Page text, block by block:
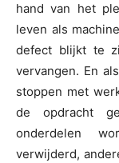
hand van het
leven als
defect blijkt te
vervangen. En
stoppen met
de opdracht
onderdelen
verwijderd,